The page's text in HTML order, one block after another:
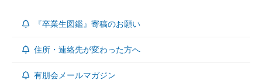
『卒業生図鑑』寄稿のお願い
住所・連絡先が変わった方へ
有朋会メールマガジン